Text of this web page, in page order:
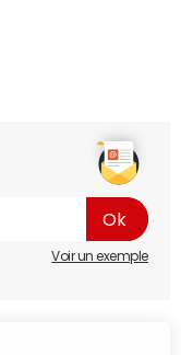
Voir un exemple